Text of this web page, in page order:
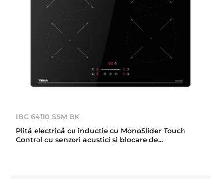
IBC 64110 SSM BK
Plită electrică cu inductie cu MonoSlider Touch
Control cu senzori acustici și blocare de...